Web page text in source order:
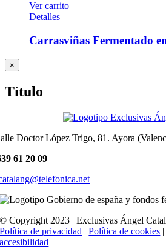
Ver carrito
Detalles
Carrasviñas Fermentado
Close
product
view
×
Título
Doctor López Trigo, 81. Ayora
61 20 09
© Copyright 2023 | Exclusivas Ángel
Política de privacidad |Política de cookies
accesibilidad